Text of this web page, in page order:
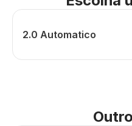
2.0 Automatico